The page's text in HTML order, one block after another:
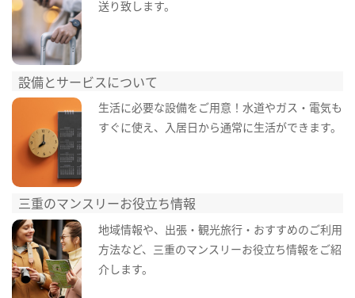
送り致します。
設備とサービスについて
生活に必要な設備をご用意！水道やガス・電気も
すぐに使え、入居日から通常に生活ができます。
三重のマンスリーお役立ち情報
地域情報や、出張・観光旅行・おすすめのご利用
方法など、三重のマンスリーお役立ち情報をご紹
介します。